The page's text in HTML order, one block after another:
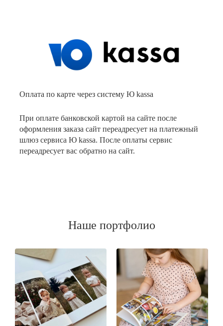
Оплата по карте через систему Ю kassa
При оплате банковской картой на сайте после
оформления заказа сайт переадресует на платежный
шлюз сервиса Ю kassa. После оплаты сервис
переадресует вас обратно на сайт.
Наше портфолио